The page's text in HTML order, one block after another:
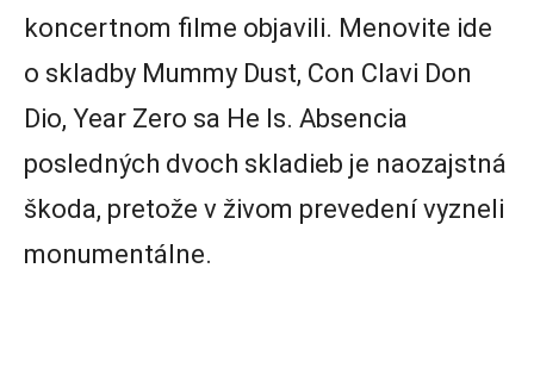
koncertnom filme objavili. Menovite ide
o skladby Mummy Dust, Con Clavi Don
Dio, Year Zero sa He Is. Absencia
posledných dvoch skladieb je naozajstná
škoda, pretože v živom prevedení vyzneli
monumentálne.